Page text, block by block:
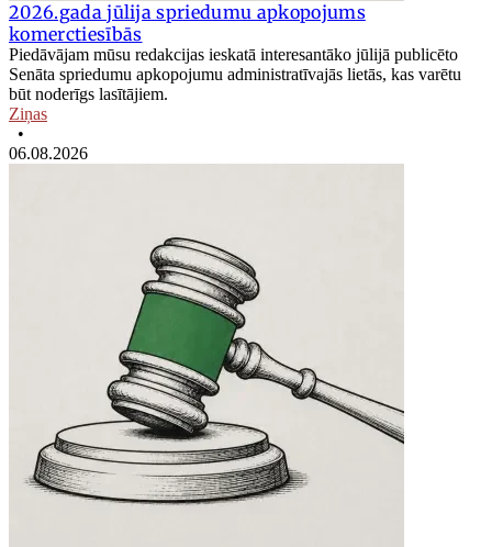
2026.gada jūlija spriedumu apkopojums
komerctiesībās
Piedāvājam mūsu redakcijas ieskatā interesantāko jūlijā publicēto
Senāta spriedumu apkopojumu administratīvajās lietās, kas varētu
būt noderīgs lasītājiem.
Ziņas
•
06.08.2026